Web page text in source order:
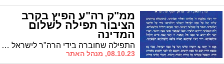
ממ"ק רה"ע הפיץ בקרב
הציבור תפילה לשלום
המדינה
התפילה שחוברה בידי הרה"ר לישראל והראשל"צ הרב יצחק יוסף לרגל המצב, הופצה עתה בכל בתי הכנסת בעיר
08.10.23, מנהל האתר